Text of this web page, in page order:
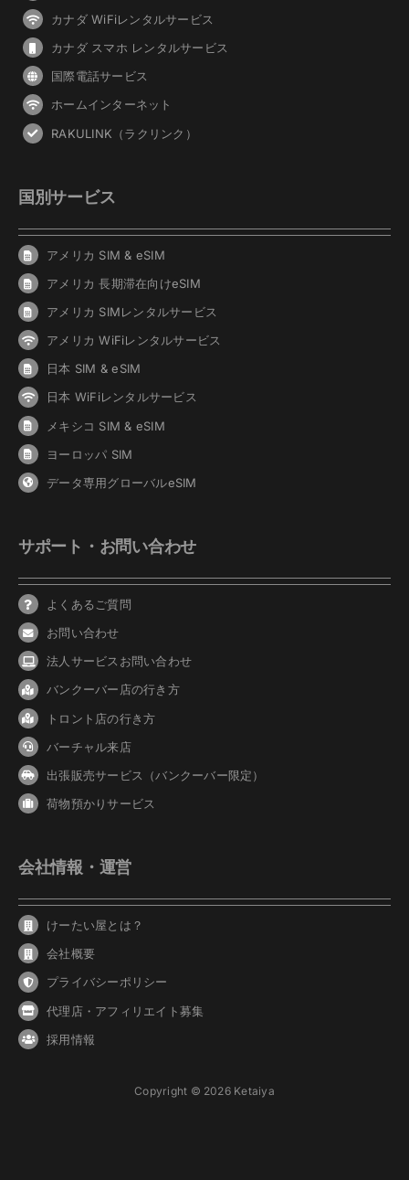
カナダ WiFiレンタルサービス
カナダ スマホ レンタルサービス
国際電話サービス
ホームインターネット
RAKULINK（ラクリンク）
国別サービス
アメリカ SIM & eSIM
アメリカ 長期滞在向けeSIM
アメリカ SIMレンタルサービス
アメリカ WiFiレンタルサービス
日本 SIM & eSIM
日本 WiFiレンタルサービス
メキシコ SIM & eSIM
ヨーロッパ SIM
データ専用グローバルeSIM
サポート・お問い合わせ
よくあるご質問
お問い合わせ
法人サービスお問い合わせ
バンクーバー店の行き方
トロント店の行き方
バーチャル来店
出張販売サービス（バンクーバー限定）
荷物預かりサービス
会社情報・運営
けーたい屋とは？
会社概要
プライバシーポリシー
代理店・アフィリエイト募集
採用情報
Copyright © 2026 Ketaiya